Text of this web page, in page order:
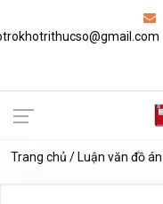
Trang chủ Luận văn đồ án